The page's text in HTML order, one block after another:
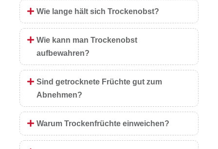
Wie lange hält sich Trockenobst?
Wie kann man Trockenobst
aufbewahren?
Sind getrocknete Früchte gut zum
Abnehmen?
Warum Trockenfrüchte einweichen?